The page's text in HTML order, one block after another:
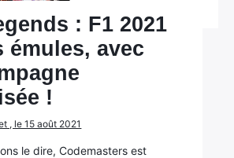
: F1 2021
émules, avec
!
, le 15 août 2021
le dire, Codemasters est